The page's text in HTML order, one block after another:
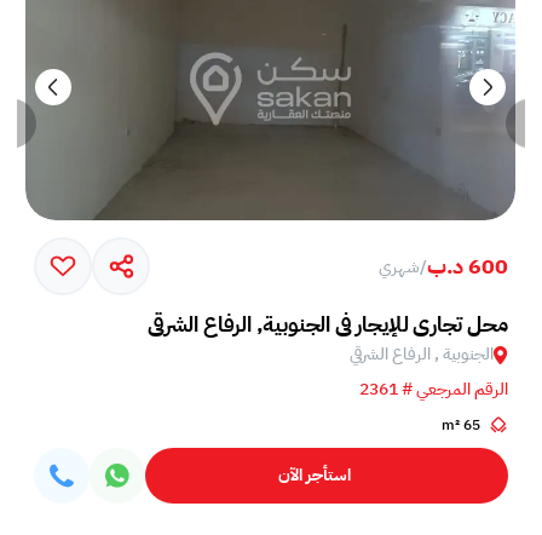
600 د.ب /شهري
محل تجاري للإيجار في الجنوبية, الرفاع الشرقي
الجنوبية , الرفاع الشرقي
الرقم المرجعي # 2361
65 m²
استأجر الآن